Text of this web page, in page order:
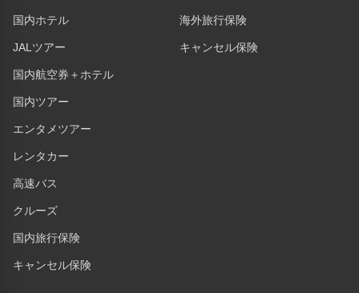
国内ホテル
JALツアー
国内航空券＋ホテル
国内ツアー
エンタメツアー
レンタカー
高速バス
クルーズ
国内旅行保険
キャンセル保険
海外旅行保険
キャンセル保険